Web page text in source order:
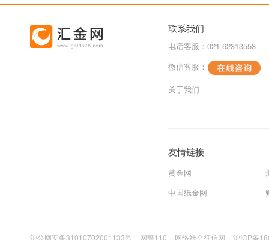
联系我们
电话客服：021-62313553
微信客服：
关于我们
友情链接
黄金网
中国纸金网
沪公网安备31010702001133号 网警110 网络社会征信网
沪ICP备